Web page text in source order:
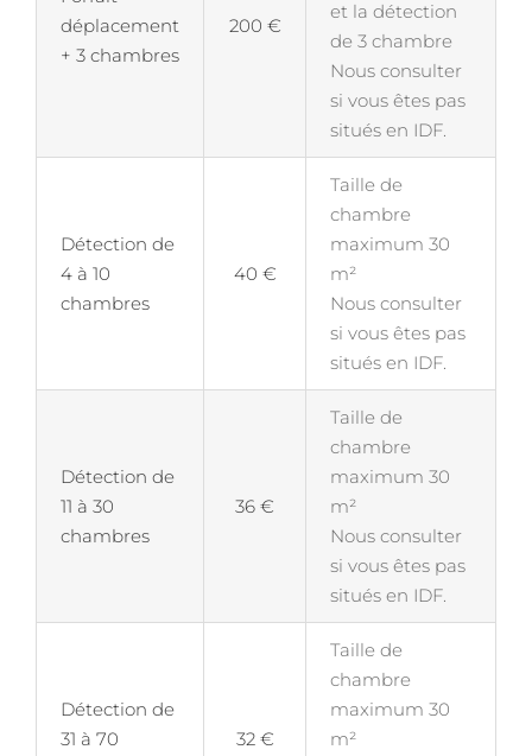
déplacement
+ 3 chambres
200 €
et la détection
de 3 chambre
Nous consulter
si vous êtes pas
situés en IDF.
Détection de
4 à 10
chambres
40 €
Taille de
chambre
maximum 30
m²
Nous consulter
si vous êtes pas
situés en IDF.
Détection de
11 à 30
chambres
36 €
Taille de
chambre
maximum 30
m²
Nous consulter
si vous êtes pas
situés en IDF.
Détection de
31 à 70
32 €
Taille de
chambre
maximum 30
m²